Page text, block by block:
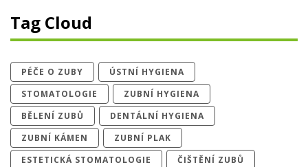
Tag Cloud
PÉČE O ZUBY
ÚSTNÍ HYGIENA
STOMATOLOGIE
ZUBNÍ HYGIENA
BĚLENÍ ZUBŮ
DENTÁLNÍ HYGIENA
ZUBNÍ KÁMEN
ZUBNÍ PLAK
ESTETICKÁ STOMATOLOGIE
ČIŠTĚNÍ ZUBŮ